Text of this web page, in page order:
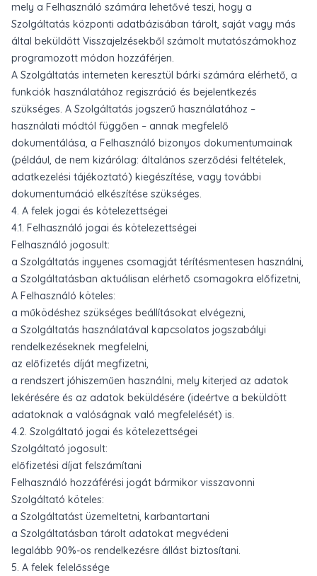
mely a Felhasználó számára lehetővé teszi, hogy a
Szolgáltatás központi adatbázisában tárolt, saját vagy más
által beküldött Visszajelzésekből számolt mutatószámokhoz
programozott módon hozzáférjen.
A Szolgáltatás interneten keresztül bárki számára elérhető, a
funkciók használatához regiszráció és bejelentkezés
szükséges. A Szolgáltatás jogszerű használatához –
használati módtól függően – annak megfelelő
dokumentálása, a Felhasználó bizonyos dokumentumainak
(például, de nem kizárólag: általános szerződési feltételek,
adatkezelési tájékoztató) kiegészítése, vagy további
dokumentumáció elkészítése szükséges.
4. A felek jogai és kötelezettségei
4.1. Felhasználó jogai és kötelezettségei
Felhasználó jogosult:
a Szolgáltatás ingyenes csomagját térítésmentesen használni,
a Szolgáltatásban aktuálisan elérhető csomagokra előfizetni,
A Felhasználó köteles:
a működéshez szükséges beállításokat elvégezni,
a Szolgáltatás használatával kapcsolatos jogszabályi
rendelkezéseknek megfelelni,
az előfizetés díját megfizetni,
a rendszert jóhiszeműen használni, mely kiterjed az adatok
lekérésére és az adatok beküldésére (ideértve a beküldött
adatoknak a valóságnak való megfelelését) is.
4.2. Szolgáltató jogai és kötelezettségei
Szolgáltató jogosult:
előfizetési díjat felszámítani
Felhasználó hozzáférési jogát bármikor visszavonni
Szolgáltató köteles:
a Szolgáltatást üzemeltetni, karbantartani
a Szolgáltatásban tárolt adatokat megvédeni
legalább 90%-os rendelkezésre állást biztosítani.
5. A felek felelőssége